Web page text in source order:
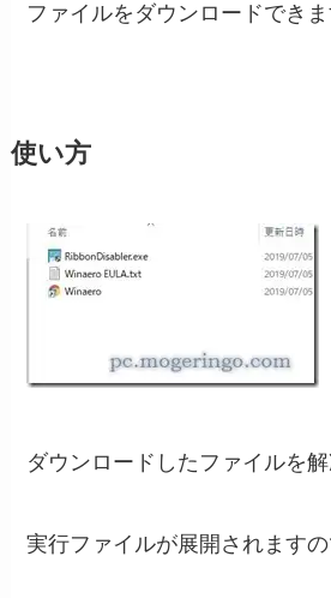
ファイルをダウンロードできま
使い方
ダウンロードしたファイルを
実行ファイルが展開されます